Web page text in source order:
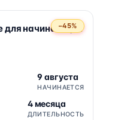
−45%
для начинающих
9 августа
НАЧИНАЕТСЯ
4 месяца
ДЛИТЕЛЬНОСТЬ